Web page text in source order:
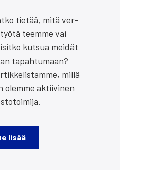
tie­tää, mitä ver­
teem­me vai
kut­sua mei­dät
tapah­tu­maan?
mil­lä
olem­me aktii­vi­nen
lisää